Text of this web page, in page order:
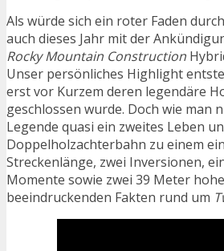
Als würde sich ein roter Faden
auch dieses Jahr mit der
Rocky Mountain Construction
Unser persönliches Highlight
erst vor Kurzem deren legendäre
geschlossen wurde. Doch wie
Legende quasi ein zweites Leben
Doppelholzachterbahn zu einem
Streckenlänge, zwei Inversionen,
Momente sowie zwei 39 Meter
beeindruckenden Fakten rund um